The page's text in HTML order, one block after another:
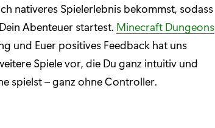
nativeres Spielerlebnis bekommst, sodass
Abenteuer startest. Minecraft Dungeons
und Euer positives Feedback hat uns
Spiele vor, die Du ganz intuitiv und
spielst – ganz ohne Controller.